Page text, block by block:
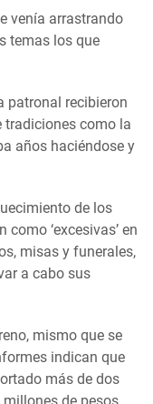
venía arrastrando
temas los que
patronal recibieron
tradiciones como la
años haciéndose y
de los
‘excesivas’ en
misas y funerales,
a cabo sus
mismo que se
indican que
más de dos